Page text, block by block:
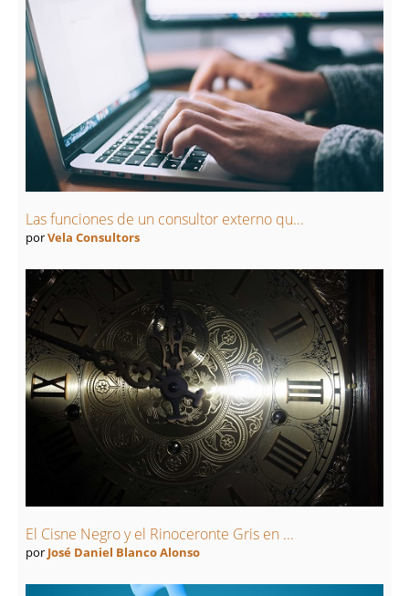
Las funciones de un consultor externo qu...
porVela Consultors
El Cisne Negro y el Rinoceronte Gris en ...
por José Daniel Blanco Alonso